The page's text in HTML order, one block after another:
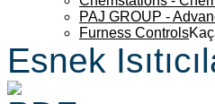
PAJ GROUP -
Furness Controls
Esnek